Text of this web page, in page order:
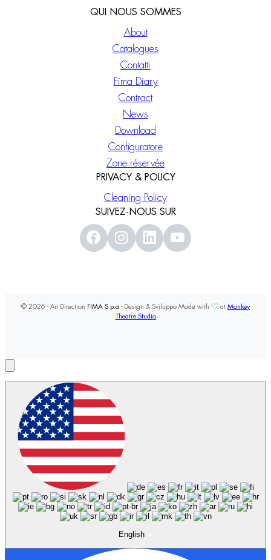
QUI NOUS SOMMES
About
Catalogues
Contatti
Fima Diary
Contract
News
Download
Configuratore
Zone réservée
PRIVACY & POLICY
Cleaning Policy
SUIVEZ-NOUS SUR
© 2026 - Art Direction FIMA S.p.a - Design & Sviluppo Made with at Monkey
Theatre Studio
English